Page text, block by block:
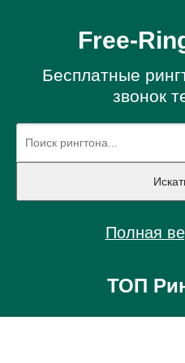
Free-
Бесплатные
звонок
Полная
ТОП